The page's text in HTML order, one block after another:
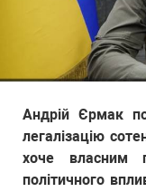
Андрій Єрмак
легалізацію
хоче власним
політичного